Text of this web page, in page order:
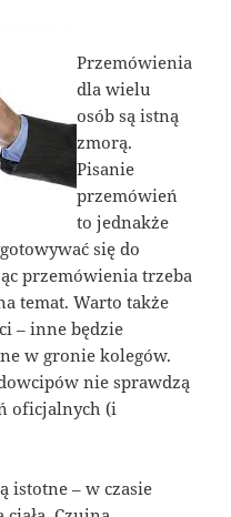
Przemówienia
dla wielu
osób są istną
zmorą.
Pisanie
przemówień
to jednakże
się do
przemówienia trzeba
temat. Warto także
– inne będzie
w gronie kolegów.
nie sprawdzą
oficjalnych (i
istotne – w czasie